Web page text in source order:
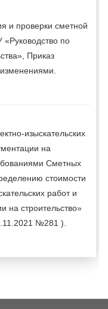
и проверки сметной
«Руководство по
Приказ
изыскательских
на
Сметных
стоимости
работ и
на строительство»
№281 ).